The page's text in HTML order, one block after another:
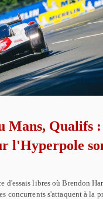
Mans, Qualifs :
l'Hyperpole
d'essais libres où Brendon
concurrents s'attaquent à la